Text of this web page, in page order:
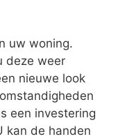
uw woning.
deze weer
nieuwe look
een investering
kan de handen